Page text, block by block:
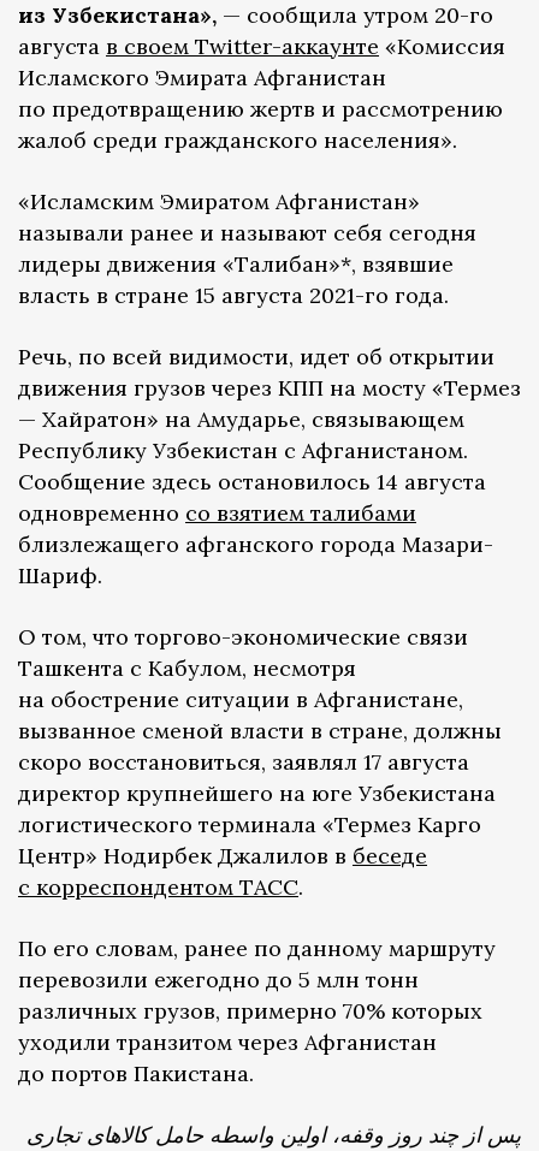
из Узбекистана», — сообщила утром 20-го
августа в своем Twitter-аккаунте «Комиссия
Исламского Эмирата Афганистан
по предотвращению жертв и рассмотрению
жалоб среди гражданского населения».
«Исламским Эмиратом Афганистан»
называли ранее и называют себя сегодня
лидеры движения «Талибан»*, взявшие
власть в стране 15 августа 2021-го года.
Речь, по всей видимости, идет об открытии
движения грузов через КПП на мосту «Термез
— Хайратон» на Амударье, связывающем
Республику Узбекистан с Афганистаном.
Сообщение здесь остановилось 14 августа
одновременно со взятием талибами
близлежащего афганского города Мазари-
Шариф.
О том, что торгово-экономические связи
Ташкента с Кабулом, несмотря
на обострение ситуации в Афганистане,
вызванное сменой власти в стране, должны
скоро восстановиться, заявлял 17 августа
директор крупнейшего на юге Узбекистана
логистического терминала «Термез Карго
Центр» Нодирбек Джалилов в беседе
с корреспондентом ТАСС.
По его словам, ранее по данному маршруту
перевозили ежегодно до 5 млн тонн
различных грузов, примерно 70% которых
уходили транзитом через Афганистан
до портов Пакистана.
پس از چند روز وقفه، اولین واسطه حامل کالاهای تجاری